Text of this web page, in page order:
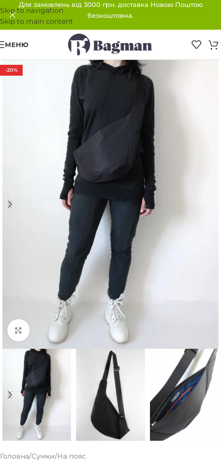
Skip to navigation
Skip to main content
Для замовлень від 3000 грн. доставка Новою Поштою
безкоштовна.
МЕНЮ
-20%
Клацніть, щоб збільшити
Головна/Сумки/На пояс